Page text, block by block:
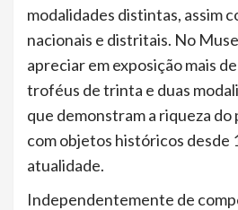
modalidades distintas, assim
nacionais e distritais. No
apreciar em exposição mais
troféus de trinta e duas
que demonstram a riqueza
com objetos históricos desde
atualidade.
Independentemente de